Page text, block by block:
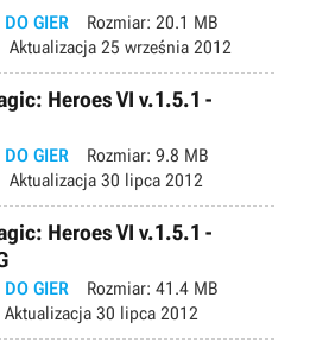
DO GIER Rozmiar: 20.1 MB
Aktualizacja 25 września 2012
Heroes VI v.1.5.1 -
DO GIER Rozmiar: 9.8 MB
Aktualizacja 30 lipca 2012
Heroes VI v.1.5.1 -
DO GIER Rozmiar: 41.4 MB
Aktualizacja 30 lipca 2012